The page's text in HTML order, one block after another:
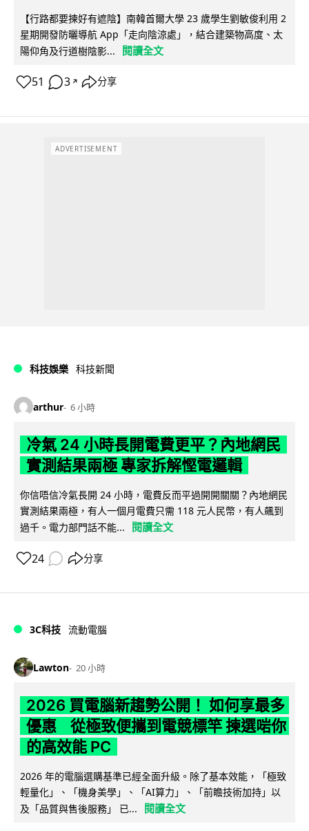
【行路都要揀好有遮陰】南韓首爾大學 23 歲學生劉敏俊利用 2
星期開發防曬導航 App「走向陰涼處」，結合建築物高度、太
陽仰角及行道樹陰影...
閱讀全文
51 3 ↗ 分享
ADVERTISEMENT
科技娛樂 科技新聞
arthur 6 小時
冷氣 24 小時長開電費更平？內地網民
實測結果兩極 專家拆解慳電邏輯
你信唔信冷氣長開 24 小時，電費反而平過開開關關？內地網民
實測結果兩極，有人一個月電費只需 118 元人民幣，有人飆到
過千。電力部門話不能...
閱讀全文
24 分享
3C科技 流動電腦
Lawton 20 小時
2026 買電腦新趨勢公開！ 如何享最多
優惠 從極致便攜到電競標竿 揀選啱你
的高效能 PC
2026 年的電腦選購基準已經全面升級。除了基本效能，「極致
輕量化」、「機身美學」、「AI算力」、「前瞻技術加持」以
及「品質與售後服務」 已...
閱讀全文